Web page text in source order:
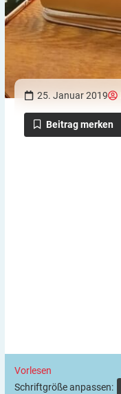
25. Januar 2019
Vorlesen
Schriftgröße anpassen: